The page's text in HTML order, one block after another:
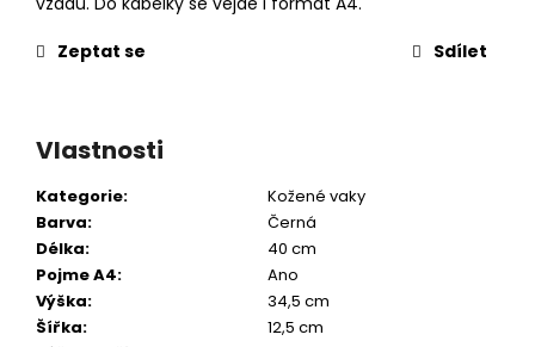
Zeptat se
Sdílet
Vlastnosti
Kategorie:
Kožené vaky
Barva:
Černá
Délka:
40 cm
Pojme A4:
Ano
Výška:
34,5 cm
Šířka:
12,5 cm